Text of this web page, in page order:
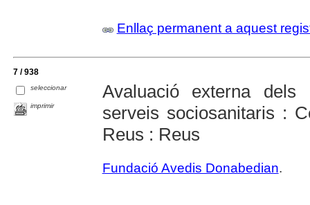
Enllaç permanent a aquest
7 / 938
seleccionar
imprimir
Avaluació externa
serveis sociosanitaris :
Reus : Reus
Fundació Avedis Donabedian.